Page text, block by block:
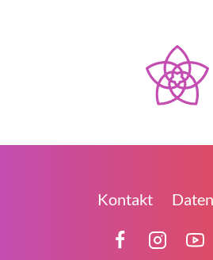
Kontakt